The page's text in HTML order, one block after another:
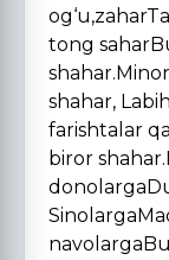
tong
shahar,
farishtalar
biror